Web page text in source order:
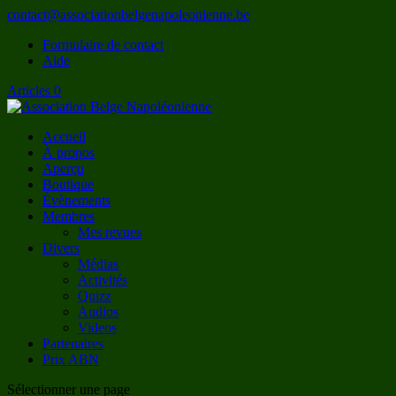
contact@associationbelgenapoleonienne.be
Formulaire de contact
Aide
Articles 0
Accueil
À propos
Aperçu
Boutique
Évènements
Membres
Mes revues
Divers
Médias
Activités
Quizz
Audios
Videos
Partenaires
Prix ABN
Sélectionner une page